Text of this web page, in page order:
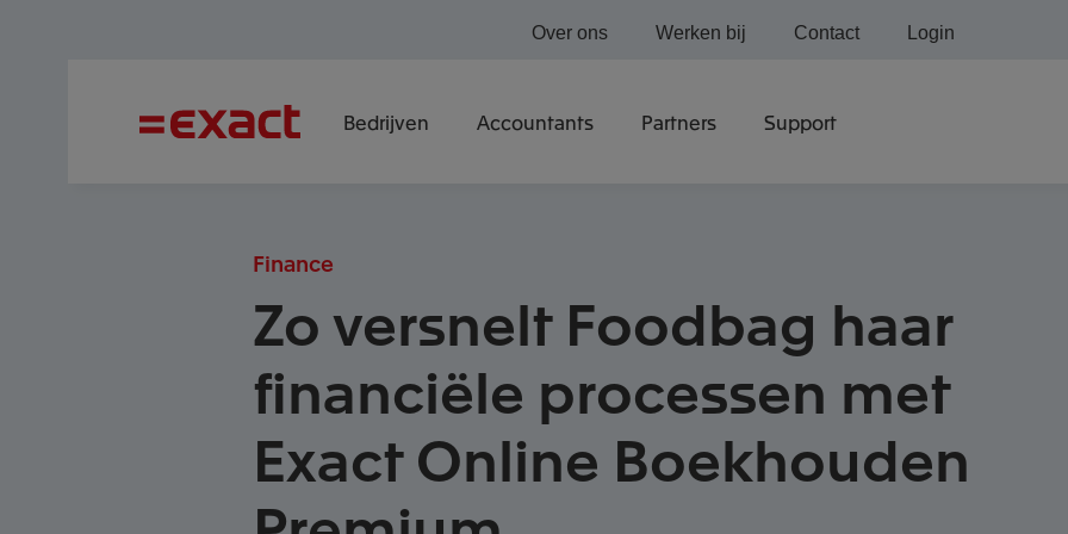
Bedrijven Accountants Partners Support
Over ons Werken bij Contact Login
Finance
Zo versnelt Foodbag haar
financiële processen met
Exact Online Boekhouden